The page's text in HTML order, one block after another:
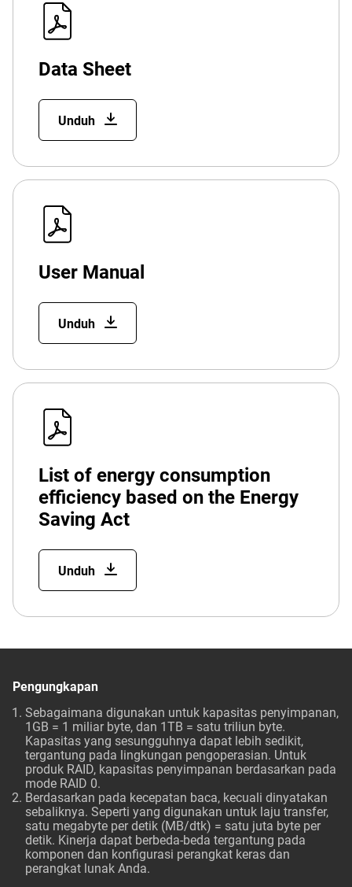
Data Sheet
Unduh
User Manual
Unduh
List of energy consumption
efficiency based on the Energy
Saving Act
Unduh
Pengungkapan
Sebagaimana digunakan untuk kapasitas penyimpanan,
1GB = 1 miliar byte, dan 1TB = satu triliun byte.
Kapasitas yang sesungguhnya dapat lebih sedikit,
tergantung pada lingkungan pengoperasian. Untuk
produk RAID, kapasitas penyimpanan berdasarkan pada
mode RAID 0.
Berdasarkan pada kecepatan baca, kecuali dinyatakan
sebaliknya. Seperti yang digunakan untuk laju transfer,
satu megabyte per detik (MB/dtk) = satu juta byte per
detik. Kinerja dapat berbeda-beda tergantung pada
komponen dan konfigurasi perangkat keras dan
perangkat lunak Anda.